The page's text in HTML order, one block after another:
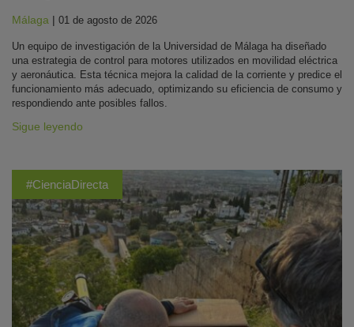
Málaga | 01 de agosto de 2026
Un equipo de investigación de la Universidad de Málaga ha diseñado
una estrategia de control para motores utilizados en movilidad eléctrica
y aeronáutica. Esta técnica mejora la calidad de la corriente y predice el
funcionamiento más adecuado, optimizando su eficiencia de consumo y
respondiendo ante posibles fallos.
Sigue leyendo
#CienciaDirecta